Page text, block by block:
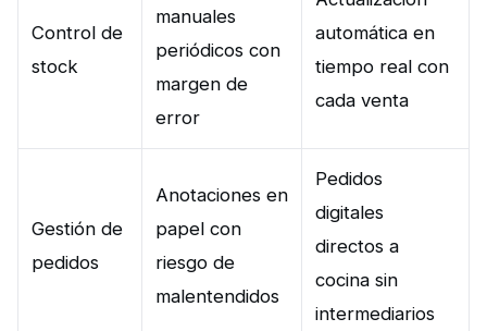
Control de
stock
manuales
periódicos con
margen de
error
automática en
tiempo real con
cada venta
Gestión de
pedidos
Anotaciones en
papel con
riesgo de
malentendidos
Pedidos
digitales
directos a
cocina sin
intermediarios